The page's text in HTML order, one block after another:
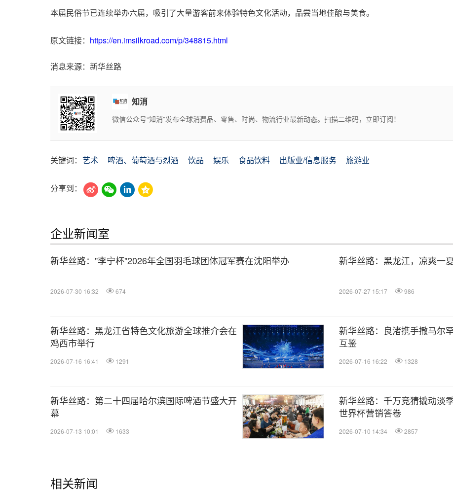
本届民俗节已连续举办六届，吸引了大量游客前来体验特色文化活动，品尝当地佳酿与美食。
原文链接： https://en.imsilkroad.com/p/348815.html
消息来源：新华丝路
知消
微信公众号“知消”发布全球消费品、零售、时尚、物流行业最新动态。扫描二维码，立即订阅！
关键词： 艺术 啤酒、葡萄酒与烈酒 饮品 娱乐 食品饮料 出版业/信息服务 旅游业
分享到：
企业新闻室
新华丝路："李宁杯"2026年全国羽毛球团体冠军赛在沈阳举办
2026-07-30 16:32 674
新华丝路：黑龙江，凉爽一夏
2026-07-27 15:17 986
新华丝路：黑龙江省特色文化旅游全球推介会在
鸡西市举行
2026-07-16 16:41 1291
新华丝路：良渚携手撒马尔
互鉴
2026-07-16 16:22 1328
新华丝路：第二十四届哈尔滨国际啤酒节盛大开
幕
2026-07-13 10:01 1633
新华丝路：千万竞猜撬动淡
世界杯营销答卷
2026-07-10 14:34 2857
相关新闻